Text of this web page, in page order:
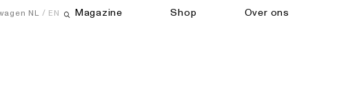
Magazine Shop Over ons
NL EN
Open zoekveld